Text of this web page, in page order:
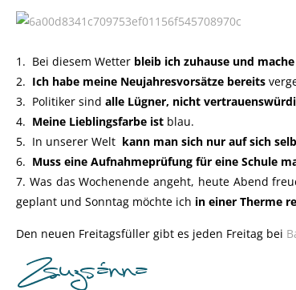
1. Bei diesem Wetter bleib ich zuhause und
2. Ich habe meine Neujahresvorsätze bereits
3. Politiker sind alle Lügner, nicht
4. Meine Lieblingsfarbe ist blau.
5. In unserer Welt kann man sich nur auf sich
6. Muss eine Aufnahmeprüfung für eine Schule
7. Was das Wochenende angeht, heute Abend
geplant und Sonntag möchte ich in einer Therme
Den neuen Freitagsfüller gibt es jeden Freitag bei